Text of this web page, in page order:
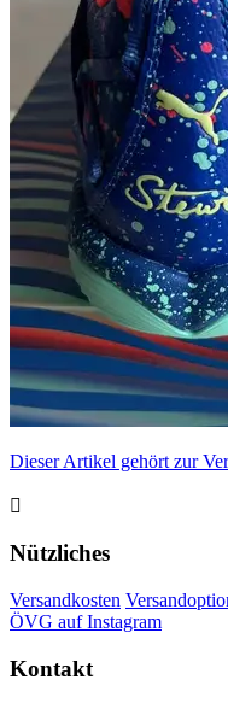
Dieser Artikel gehört zur

Nützliches
Versandkosten
ÖVG auf Instagram
Kontakt